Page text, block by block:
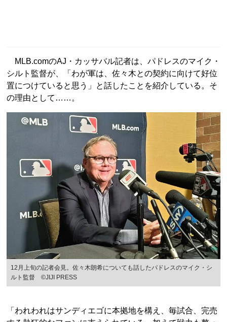
MLB.comのAJ・カッサバル記者は、パドレスのマイク・
シルト監督が、「わが軍は、佐々木との契約に向けて好位
置につけていると思う」と話したことを紹介している。そ
の理由として……。
12月上旬の記者会見。佐々木朗希についても話したパドレスのマイク・シ
ルト監督 ©JIJI PRESS
「われわれはサンディエゴに本拠地を構え、毎試合、完売